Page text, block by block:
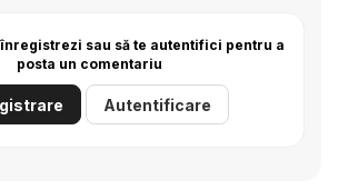
înregistrezi sau să te autentifici pentru a
posta un comentariu
Autentificare